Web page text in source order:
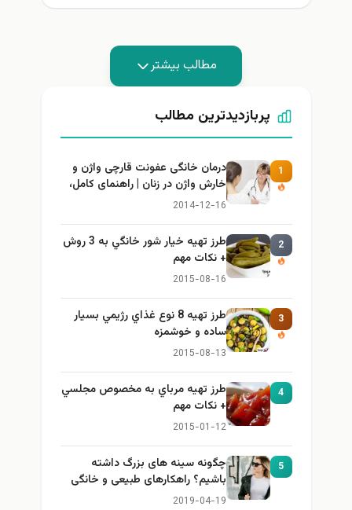
مطالب بیشتر
پربازدیدترین مطالب
1
درمان خانگی عفونت قارچی واژن و
خارش واژن در زنان | راهنمای کامل،
ایمن و کاربردی
2014-12-16
2
طرز تهيه خیار شور خانگي به 3 روش
+ نكات مهم
2015-08-16
3
طرز تهيه 8 نوع غذاي رژيمي بسيار
ساده و خوشمزه
2015-08-13
4
طرز تهيه مرباي به مخصوص مجلسي
+ نكات مهم
2015-01-12
5
چگونه سینه های بزرگ داشته
باشیم؟ راهکارهای طبیعی و خانگی
برای بزرگ کردن سینه
2019-04-19